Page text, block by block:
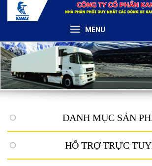
MENU
DANH MỤC SẢN
HỖ TRỢ TRỰC